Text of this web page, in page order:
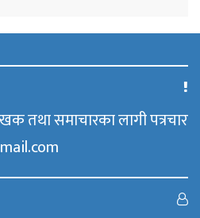
समाचारका लागी पत्रचार